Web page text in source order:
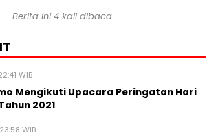
Berita ini 4 kali dibaca
WIB
Mengikuti Upacara Peringatan Hari
2021
WIB